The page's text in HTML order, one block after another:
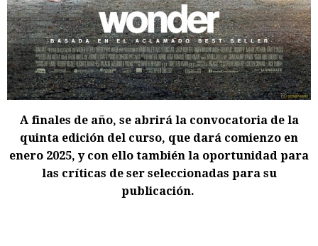
A finales de año, se abrirá la convocatoria de la
quinta edición del curso, que dará comienzo en
enero 2025, y con ello también la oportunidad para
las críticas de ser seleccionadas para su
publicación.